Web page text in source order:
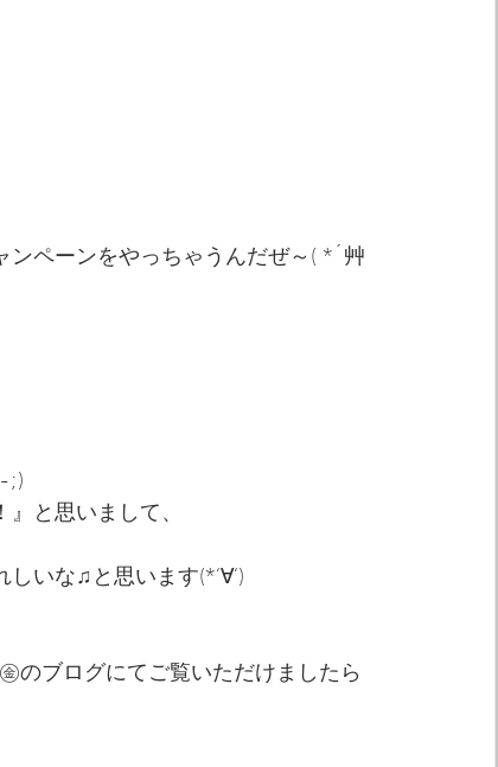
ペーンをやっちゃうんだぜ～( *´艸
;)
と思いまして、
いな♫と思います(*‘∀‘)
のブログにてご覧いただけましたら